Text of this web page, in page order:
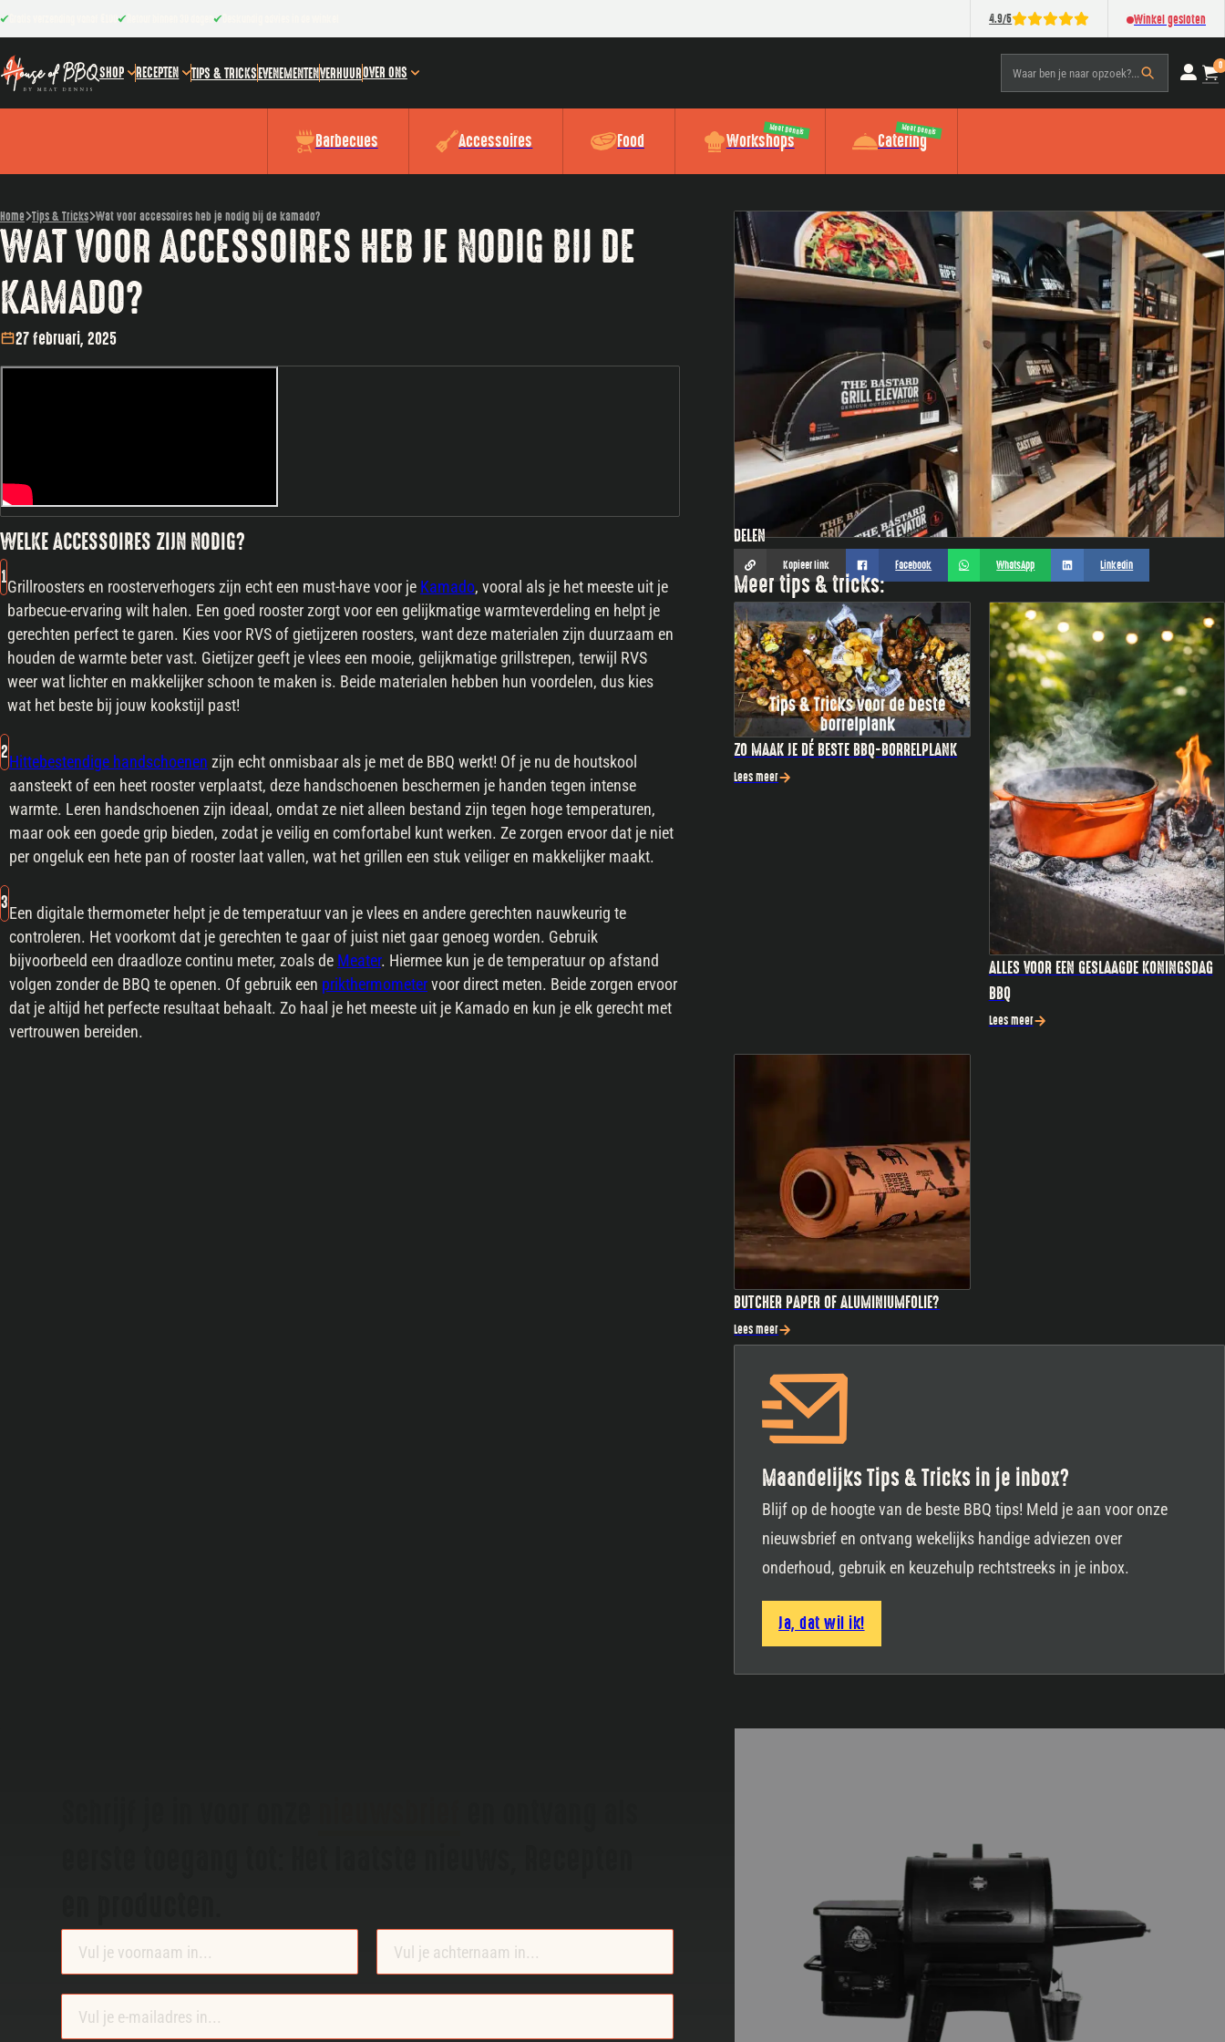
4.9/5 Winkel gesloten
SHOP RECEPTEN TIPS & TRICKS EVENEMENTENVERHUUROVER ONS Waar ben je naar opzoek?... 0
Barbecues Accessoires Food Workshops
Meat Dennis
Catering
Meat Dennis
Home Tips & Tricks Wat voor accessoires heb je nodig bij de kamado?
WAT VOOR ACCESSOIRES HEB JE NODIG BIJ DE
KAMADO?
27 februari, 2025
WELKE ACCESSOIRES ZIJN NODIG?
1
Grillroosters en roosterverhogers zijn echt een must-have voor je Kamado, vooral als je het meeste uit je
barbecue-ervaring wilt halen. Een goed rooster zorgt voor een gelijkmatige warmteverdeling en helpt je
gerechten perfect te garen. Kies voor RVS of gietijzeren roosters, want deze materialen zijn duurzaam en
houden de warmte beter vast. Gietijzer geeft je vlees een mooie, gelijkmatige grillstrepen, terwijl RVS
weer wat lichter en makkelijker schoon te maken is. Beide materialen hebben hun voordelen, dus kies
wat het beste bij jouw kookstijl past!
2
Hittebestendige handschoenen zijn echt onmisbaar als je met de BBQ werkt! Of je nu de houtskool
aansteekt of een heet rooster verplaatst, deze handschoenen beschermen je handen tegen intense
warmte. Leren handschoenen zijn ideaal, omdat ze niet alleen bestand zijn tegen hoge temperaturen,
maar ook een goede grip bieden, zodat je veilig en comfortabel kunt werken. Ze zorgen ervoor dat je niet
per ongeluk een hete pan of rooster laat vallen, wat het grillen een stuk veiliger en makkelijker maakt.
3
Een digitale thermometer helpt je de temperatuur van je vlees en andere gerechten nauwkeurig te
controleren. Het voorkomt dat je gerechten te gaar of juist niet gaar genoeg worden. Gebruik
bijvoorbeeld een draadloze continu meter, zoals de Meater. Hiermee kun je de temperatuur op afstand
volgen zonder de BBQ te openen. Of gebruik een prikthermometervoor direct meten. Beide zorgen ervoor
dat je altijd het perfecte resultaat behaalt. Zo haal je het meeste uit je Kamado en kun je elk gerecht met
vertrouwen bereiden.
DELEN
Kopieer link Facebook WhatsApp Linkedin
Meer tips & tricks:
ZO MAAK JE DÉ BESTE BBQ-BORRELPLANK
Lees meer
ALLES VOOR EEN GESLAAGDE KONINGSDAG
BBQ
Lees meer
BUTCHER PAPER OF ALUMINIUMFOLIE?
Lees meer
Maandelijks Tips & Tricks in je inbox?
Blijf op de hoogte van de beste BBQ tips! Meld je aan voor onze
nieuwsbrief en ontvang wekelijks handige adviezen over
onderhoud, gebruik en keuzehulp rechtstreeks in je inbox.
Ja, dat wil ik!